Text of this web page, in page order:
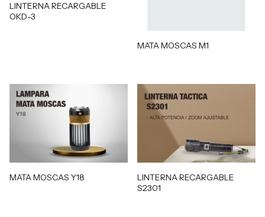
LINTERNA RECARGABLE
OKD-3
MATA MOSCAS M1
MATA MOSCAS Y18
LINTERNA RECARGABLE
S2301